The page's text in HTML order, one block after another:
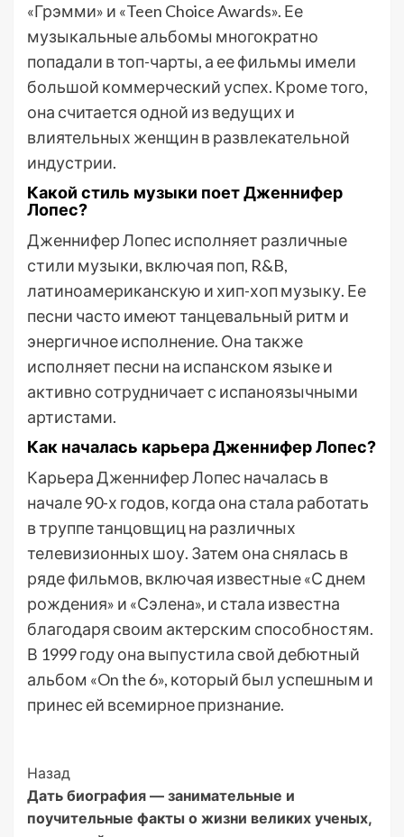
«Грэмми» и «Teen Choice Awards». Ее
музыкальные альбомы многократно
попадали в топ-чарты, а ее фильмы имели
большой коммерческий успех. Кроме того,
она считается одной из ведущих и
влиятельных женщин в развлекательной
индустрии.
Какой стиль музыки поет Дженнифер
Лопес?
Дженнифер Лопес исполняет различные
стили музыки, включая поп, R&B,
латиноамериканскую и хип-хоп музыку. Ее
песни часто имеют танцевальный ритм и
энергичное исполнение. Она также
исполняет песни на испанском языке и
активно сотрудничает с испаноязычными
артистами.
Как началась карьера Дженнифер Лопес?
Карьера Дженнифер Лопес началась в
начале 90-х годов, когда она стала работать
в труппе танцовщиц на различных
телевизионных шоу. Затем она снялась в
ряде фильмов, включая известные «С днем
рождения» и «Сэлена», и стала известна
благодаря своим актерским способностям.
В 1999 году она выпустила свой дебютный
альбом «On the 6», который был успешным и
принес ей всемирное признание.
Post
Navigation
Назад
Дать биография — занимательные и
поучительные факты о жизни великих ученых,